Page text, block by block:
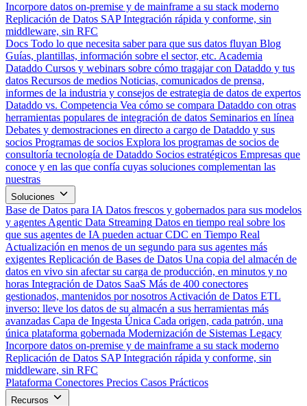
Incorpore datos on-premise y de mainframe a su stack moderno
Replicación de Datos SAP Integración rápida y conforme, sin
middleware, sin RFC
Docs Todo lo que necesita saber para que sus datos fluyan Blog
Guías, plantillas, información sobre el sector, etc. Academia
Dataddo Cursos y webinars sobre cómo tragajar con Dataddo y tus
datos Recursos de medios Noticias, comunicados de prensa,
informes de la industria y consejos de estrategia de datos de expertos
Dataddo vs. Competencia Vea cómo se compara Dataddo con otras
herramientas populares de integración de datos Seminarios en línea
Debates y demostraciones en directo a cargo de Dataddo y sus
socios Programas de socios Explora los programas de socios de
consultoría tecnología de Dataddo Socios estratégicos Empresas que
conoce y en las que confía cuyas soluciones complementan las
nuestras
Soluciones
Base de Datos para IA Datos frescos y gobernados para sus modelos
y agentes Agentic Data Streaming Datos en tiempo real sobre los
que sus agentes de IA pueden actuar CDC en Tiempo Real
Actualización en menos de un segundo para sus agentes más
exigentes Replicación de Bases de Datos Una copia del almacén de
datos en vivo sin afectar su carga de producción, en minutos y no
horas Integración de Datos SaaS Más de 400 conectores
gestionados, mantenidos por nosotros Activación de Datos ETL
inverso: lleve los datos de su almacén a sus herramientas más
avanzadas Capa de Ingesta Única Cada origen, cada patrón, una
única plataforma gobernada Modernización de Sistemas Legacy
Incorpore datos on-premise y de mainframe a su stack moderno
Replicación de Datos SAP Integración rápida y conforme, sin
middleware, sin RFC
Plataforma Conectores Precios Casos Prácticos
Recursos